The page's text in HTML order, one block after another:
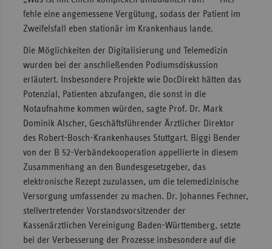
fehle eine angemessene Vergütung, sodass der Patient im
Zweifelsfall eben stationär im Krankenhaus lande.
Die Möglichkeiten der Digitalisierung und Telemedizin
wurden bei der anschließenden Podiumsdiskussion
erläutert. Insbesondere Projekte wie DocDirekt hätten das
Potenzial, Patienten abzufangen, die sonst in die
Notaufnahme kommen würden, sagte Prof. Dr. Mark
Dominik Alscher, Geschäftsführender Ärztlicher Direktor
des Robert-Bosch-Krankenhauses Stuttgart. Biggi Bender
von der B 52-Verbändekooperation appellierte in diesem
Zusammenhang an den Bundesgesetzgeber, das
elektronische Rezept zuzulassen, um die telemedizinische
Versorgung umfassender zu machen. Dr. Johannes Fechner,
stellvertretender Vorstandsvorsitzender der
Kassenärztlichen Vereinigung Baden-Württemberg, setzte
bei der Verbesserung der Prozesse insbesondere auf die